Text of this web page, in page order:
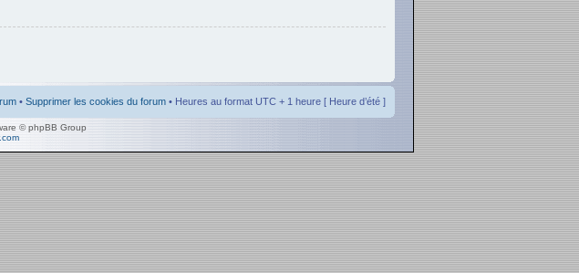
• Supprimer les cookies du forum • Heures au format UTC + 1 heure [ Heure d’été ]
© phpBB Group